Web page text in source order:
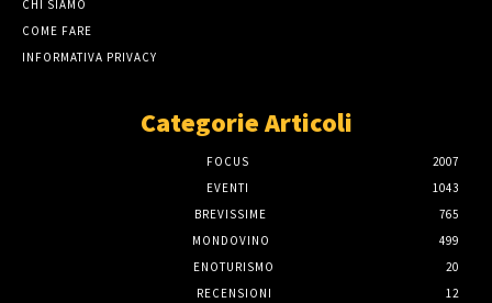
CHI SIAMO
COME FARE
INFORMATIVA PRIVACY
Categorie Articoli
FOCUS
2007
EVENTI
1043
BREVISSIME
765
MONDOVINO
499
ENOTURISMO
20
RECENSIONI
12